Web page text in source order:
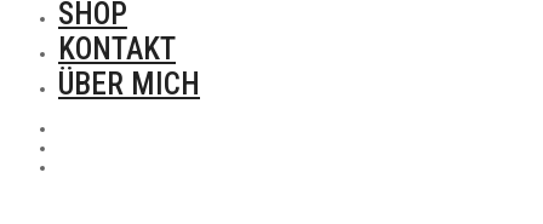
SHOP
KONTAKT
ÜBER MICH